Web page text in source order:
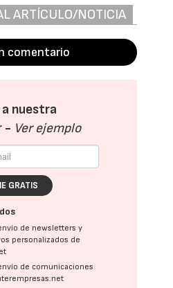
ARTÍCULO/NOTICIA
comentario
nuestra
- Ver ejemplo
GRATIS
de newsletters y
personalizados de
de comunicaciones